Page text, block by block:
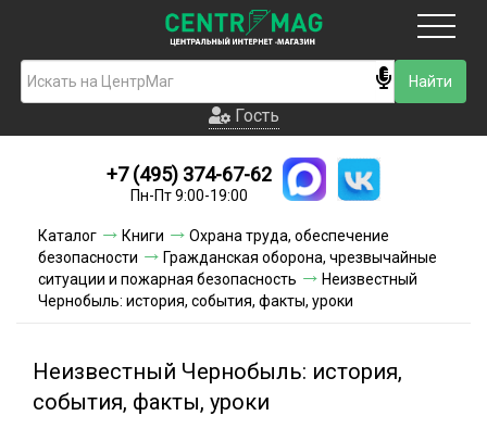
Гость
Новинки
Условия доставки
Условия оплаты
Акции и скидки
Гость
+7 (495) 374-67-62
Пн-Пт 9:00-19:00
Каталог Книги
Охрана труда, обеспечение
безопасности
Гражданская оборона, чрезвычайные
ситуации и пожарная безопасность
Неизвестный
Чернобыль: история, события, факты, уроки
Неизвестный Чернобыль: история,
события, факты, уроки